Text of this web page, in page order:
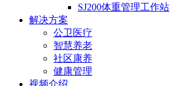
SJ200体重管理工作站
解决方案
公卫医疗
智慧养老
社区康养
健康管理
视频介绍